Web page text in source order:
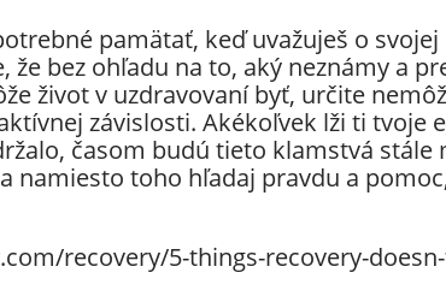
pamätať, keď uvažuješ o svojej
že bez ohľadu na to, aký neznámy a
život v uzdravovaní byť, určite
závislosti. Akékoľvek lži ti tvoje
časom budú tieto klamstvá stále
namiesto toho hľadaj pravdu a
recovery/5-things-recovery-